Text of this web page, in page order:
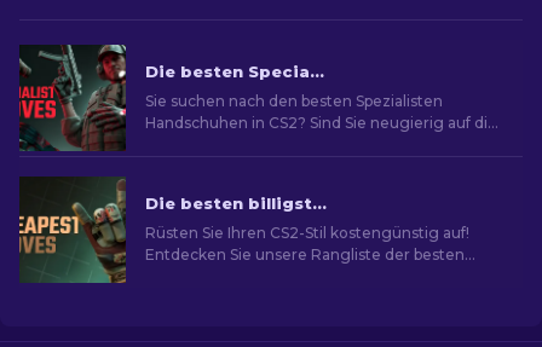
Die besten Specialist-Handschuhe in CS2: Rangliste
Sie suchen nach den besten Spezialisten
Handschuhen in CS2? Sind Sie neugierig auf die
Die besten billigsten Handschuhe in CS2: Rangliste [2026]
Rüsten Sie Ihren CS2-Stil kostengünstig auf!
Entdecken Sie unsere Rangliste der besten